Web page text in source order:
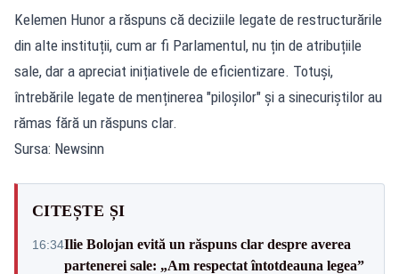
Kelemen Hunor a răspuns că deciziile legate de restructurările
din alte instituții, cum ar fi Parlamentul, nu țin de atribuțiile
sale, dar a apreciat inițiativele de eficientizare. Totuși,
întrebările legate de menținerea "piloșilor" și a sinecuriștilor au
rămas fără un răspuns clar.
Sursa: Newsinn
CITEȘTE ȘI
16:34Ilie Bolojan evită un răspuns clar despre averea
partenerei sale: „Am respectat întotdeauna legea”